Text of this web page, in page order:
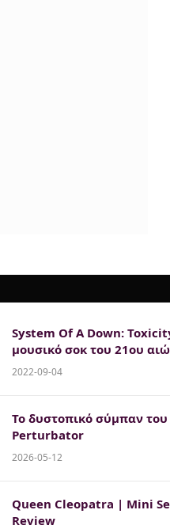
System Of A Down:
μουσικό σοκ του 21ου
2022-09-04
Το δυστοπικό σύμπαν του
Perturbator
2026-05-12
Queen Cleopatra | Mini
Review